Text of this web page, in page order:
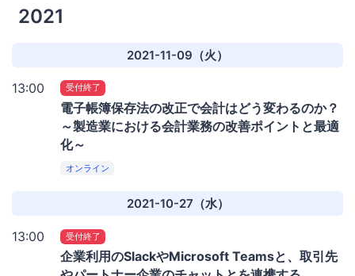
2021
2021-11-09（火）
13:00 受付終了
電子帳簿保存法の改正で会計はどう変わるのか？
～製造業における会計業務の改善ポイントと最適
化～
オンライン
2021-10-27（水）
13:00 受付終了
企業利用のSlackやMicrosoft Teamsと、取引先